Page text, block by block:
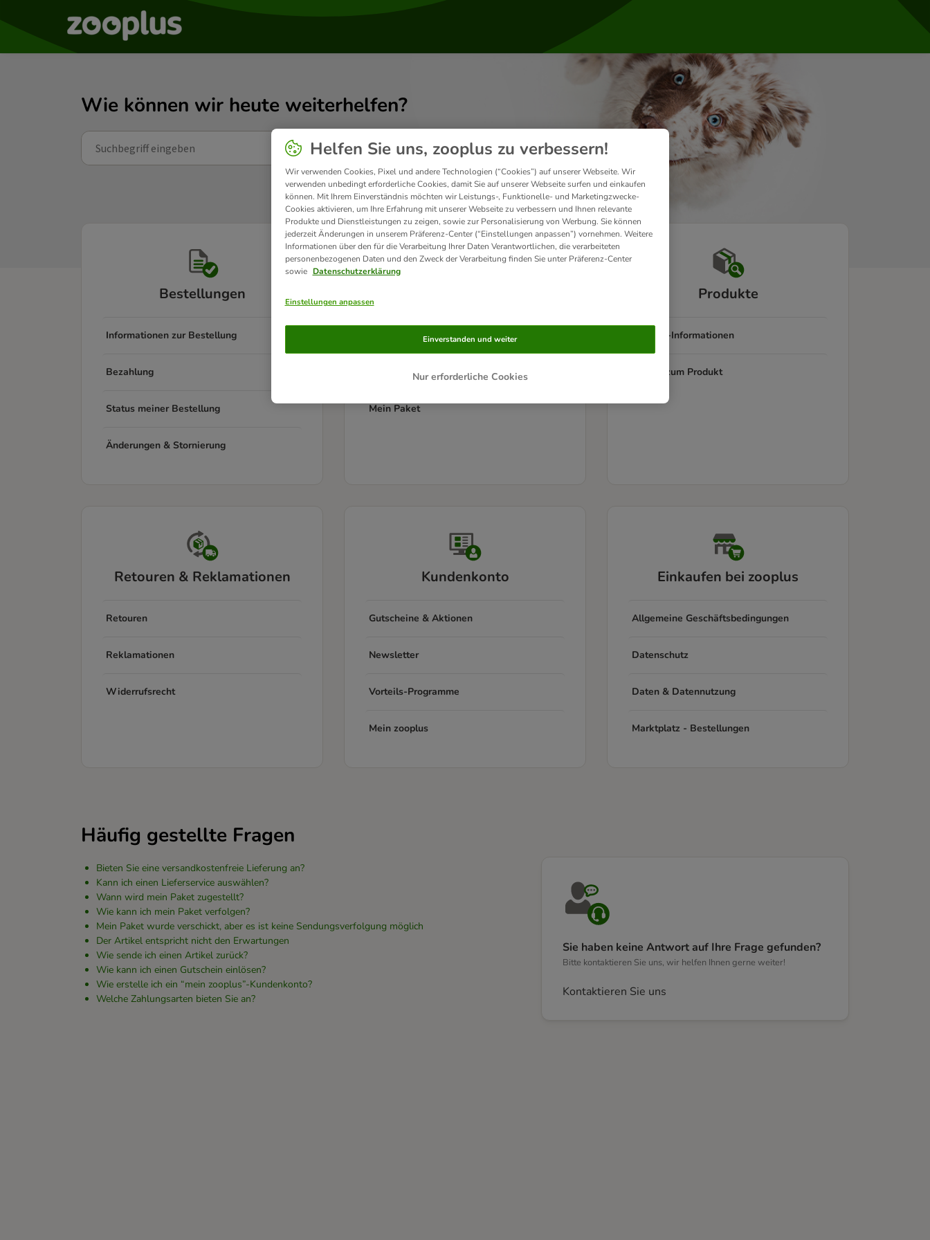
Wie können wir heute weiterhelfen?
Bestellungen
Informationen zur Bestellung
Bezahlung
Status meiner Bestellung
Änderungen & Stornierung
Informationen zur Lieferung
Sendungsverfolgung
Mein Paket
Produkte
Produkt-Informationen
Fragen zum Produkt
Retouren & Reklamationen
Retouren
Reklamationen
Widerrufsrecht
Kundenkonto
Gutscheine & Aktionen
Newsletter
Vorteils-Programme
Mein zooplus
Einkaufen bei zooplus
Allgemeine Geschäftsbedingungen
Datenschutz
Daten & Datennutzung
Marktplatz - Bestellungen
Häufig gestellte Fragen
Bieten Sie eine versandkostenfreie Lieferung an?
Kann ich einen Lieferservice auswählen?
Wann wird mein Paket zugestellt?
Wie kann ich mein Paket verfolgen?
Mein Paket wurde verschickt, aber es ist keine Sendungsverfolgung möglich
Der Artikel entspricht nicht den Erwartungen
Wie sende ich einen Artikel zurück?
Wie kann ich einen Gutschein einlösen?
Wie erstelle ich ein “mein zooplus”-Kundenkonto?
Welche Zahlungsarten bieten Sie an?
Sie haben keine Antwort auf Ihre Frage gefunden?
Bitte kontaktieren Sie uns, wir helfen Ihnen gerne weiter!
Kontaktieren Sie uns
Helfen Sie uns, zooplus zu verbessern!
Wir verwenden Cookies, Pixel und andere Technologien (“Cookies”) auf unserer Webseite. Wir
verwenden unbedingt erforderliche Cookies, damit Sie auf unserer Webseite surfen und einkaufen
können. Mit Ihrem Einverständnis möchten wir Leistungs-, Funktionelle- und Marketingzwecke-
Cookies aktivieren, um Ihre Erfahrung mit unserer Webseite zu verbessern und Ihnen relevante
Produkte und Dienstleistungen zu zeigen, sowie zur Personalisierung von Werbung. Sie können
jederzeit Änderungen in unserem Präferenz-Center (“Einstellungen anpassen”) vornehmen. Weitere
Informationen über den für die Verarbeitung Ihrer Daten Verantwortlichen, die verarbeiteten
personenbezogenen Daten und den Zweck der Verarbeitung finden Sie unter Präferenz-Center
sowie Datenschutzerklärung
Einstellungen anpassen
Nur erforderliche Cookies
Einverstanden und weiter